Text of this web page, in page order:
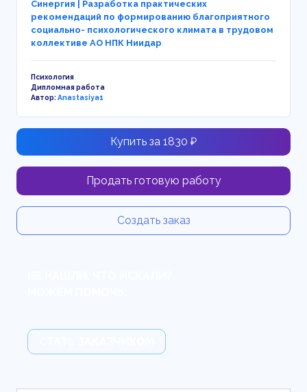
Синергия | Разработка практических
рекомендаций по формированию благоприятного
социально- психологического климата в трудовом
коллективе АО НПК Ниидар
Психология
Дипломная работа
Автор:Anastasiya1
Купить за 1830 ₽
Продать готовую работу
Создать заказ